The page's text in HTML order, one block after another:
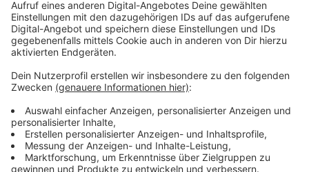
Tauchen Sie ein in die Ruhe und Schönheit des
Somnium Ehrenhausen,gelegen im malerischen
OrtsteilRetznei,nur 3 Autominuten von Gamlitz
entfernt. Umgeben von der sanften Hügelwelt der
Südsteiermark bieten unsere beiden charmanten
Ferienwohnungen den perfekten Ort zum
Entspannen und Genießen.
Die Wohnungen imErdgeschoss und 1. Stock
stilvollen Mehrparteienhauses ohne Lift heißen Sie